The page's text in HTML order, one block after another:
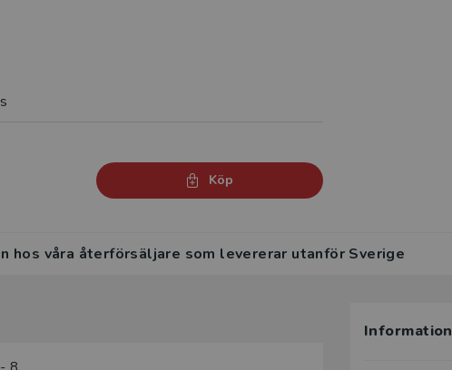
Köp
hos våra återförsäljare som levererar utanför Sverige
Information